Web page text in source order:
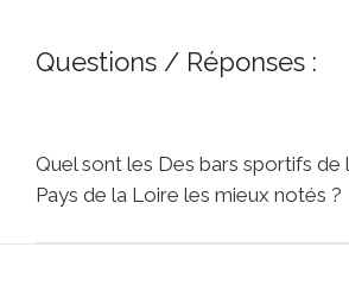
Questions / Réponses :
Quel sont les Des bars sportifs de
Pays de la Loire les mieux notés ?